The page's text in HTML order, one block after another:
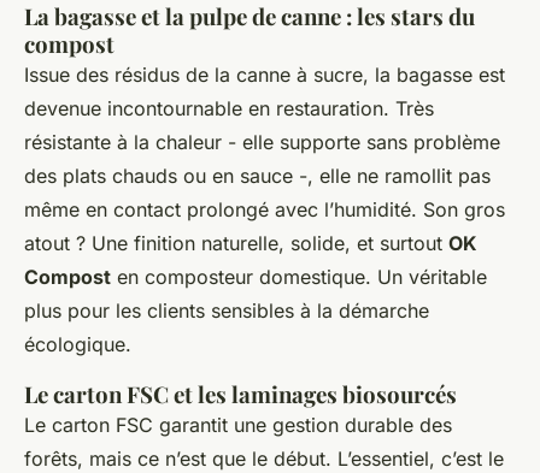
La bagasse et la pulpe de canne : les stars du
compost
Issue des résidus de la canne à sucre, la bagasse est
devenue incontournable en restauration. Très
résistante à la chaleur - elle supporte sans problème
des plats chauds ou en sauce -, elle ne ramollit pas
même en contact prolongé avec l’humidité. Son gros
atout ? Une finition naturelle, solide, et surtout OK
Compost en composteur domestique. Un véritable
plus pour les clients sensibles à la démarche
écologique.
Le carton FSC et les laminages biosourcés
Le carton FSC garantit une gestion durable des
forêts, mais ce n’est que le début. L’essentiel, c’est le